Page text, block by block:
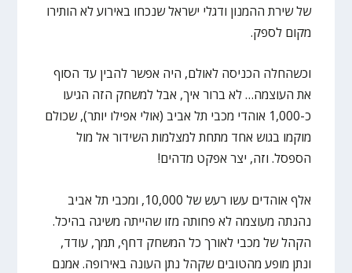
של שירת ההמנון ודגלי ישראל שנכחו באירוע לא הותירו
מקום לספק.
וכשהחלה הכניסה לאולם, היה אפשר להבין עד הסוף
את העוצמה… לא ברור איך, אבל למשחק הזה הגיעו
כ-1,000 אוהדי מכבי תל אביב (אולי אפילו יותר), שכולם
מוקמו בגוש אחד מתחת למצלמות השידור אל מול
הספסל. וזה, יצר אפקט מדהים!
אלף אוהדים עשו רעש של 10,000, ומכבי תל אביב
נהנתה מעוצמה לא פחותה מזו שהייתה משיגה בהיכל.
הקהל של מכבי לאורך כל המשחק דחף, תמך, עודד,
ונתן מופע מהטובים שקהל נתן העונה באירופה. אמנם